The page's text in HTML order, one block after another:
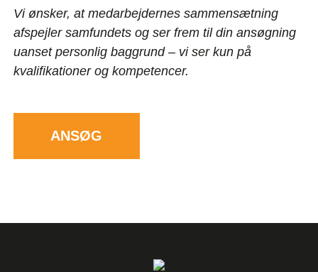
Vi ønsker, at medarbejdernes sammensætning
afspejler samfundets og ser frem til din ansøgning
uanset personlig baggrund – vi ser kun på
kvalifikationer og kompetencer.
ANSØG